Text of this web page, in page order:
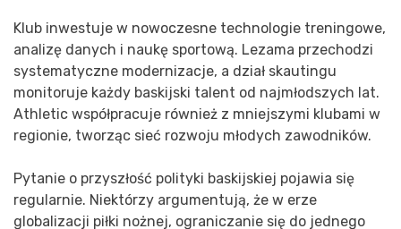
Klub inwestuje w nowoczesne technologie treningowe,
analizę danych i naukę sportową. Lezama przechodzi
systematyczne modernizacje, a dział skautingu
monitoruje każdy baskijski talent od najmłodszych lat.
Athletic współpracuje również z mniejszymi klubami w
regionie, tworząc sieć rozwoju młodych zawodników.
Pytanie o przyszłość polityki baskijskiej pojawia się
regularnie. Niektórzy argumentują, że w erze
globalizacji piłki nożnej, ograniczanie się do jednego